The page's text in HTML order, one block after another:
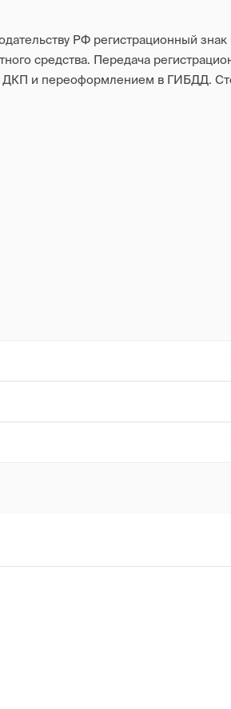
РФ регистрационный знак
средства. Передача
ДКП и переоформлением в ГИБДД.